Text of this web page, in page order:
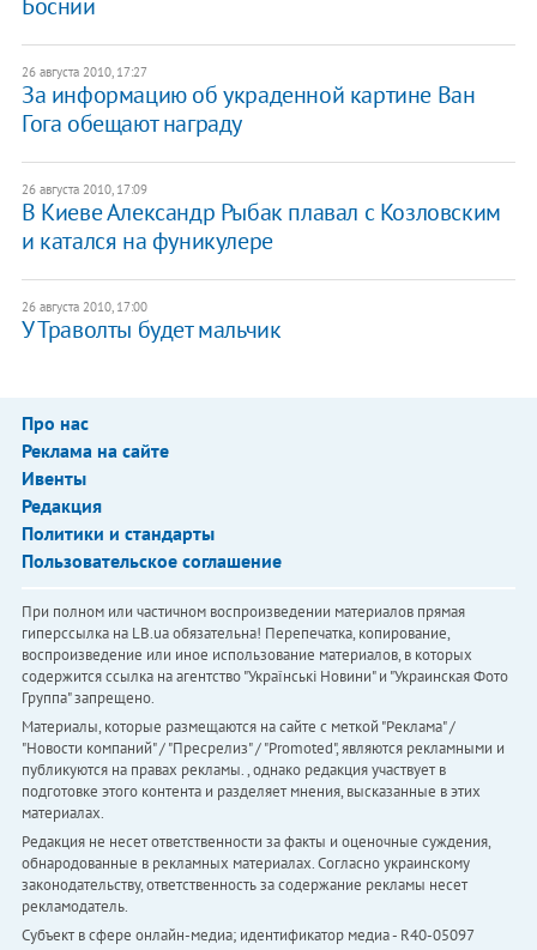
26 августа 2010, 17:27
За информацию об украденной картине Ван
Гога обещают награду
26 августа 2010, 17:09
В Киеве Александр Рыбак плавал с Козловским
и катался на фуникулере
26 августа 2010, 17:00
У Траволты будет мальчик
Про нас
Реклама на сайте
Ивенты
Редакция
Политики и стандарты
Пользовательское соглашение
При полном или частичном воспроизведении материалов прямая
гиперссылка на LB.ua обязательна! Перепечатка, копирование,
воспроизведение или иное использование материалов, в которых
содержится ссылка на агентство "Українськi Новини" и "Украинская Фото
Группа" запрещено.
Материалы, которые размещаются на сайте с меткой "Реклама" /
"Новости компаний" / "Пресрелиз" / "Promoted", являются рекламными и
публикуются на правах рекламы. , однако редакция участвует в
подготовке этого контента и разделяет мнения, высказанные в этих
материалах.
Редакция не несет ответственности за факты и оценочные суждения,
обнародованные в рекламных материалах. Согласно украинскому
законодательству, ответственность за содержание рекламы несет
рекламодатель.
Субъект в сфере онлайн-медиа; идентификатор медиа - R40-05097